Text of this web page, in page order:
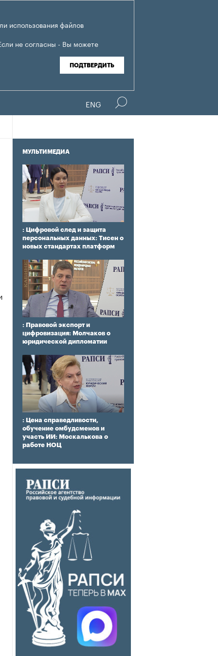
использования файлов
не согласны - Вы можете
ПОДТВЕРДИТЬ
ENG
МУЛЬТИМЕДИА
: Цифровой след и защита
персональных данных: Тисен о
новых стандартах платформ
: Правовой экспорт и
цифровизация: Молчаков о
юридической дипломатии
: Цена справедливости,
обучение омбудсменов и
участь ИИ: Москалькова о
работе НОЦ